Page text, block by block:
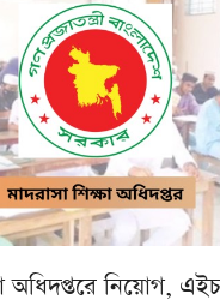
অধিদপ্তরে নিয়োগ,